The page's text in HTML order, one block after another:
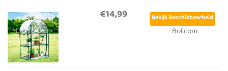
€14,99
Bekijk Beschikbaarheid
Bol.com